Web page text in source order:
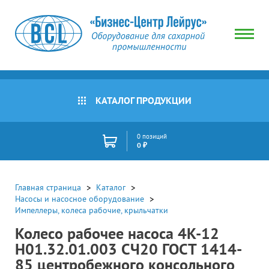
КАТАЛОГ ПРОДУКЦИИ
0 позиций
0 ₽
Главная страница
Каталог
Насосы и насосное оборудование
Импеллеры, колеса рабочие, крыльчатки
Колесо рабочее насоса 4К-12
Н01.32.01.003 СЧ20 ГОСТ 1414-
85 центробежного консольного